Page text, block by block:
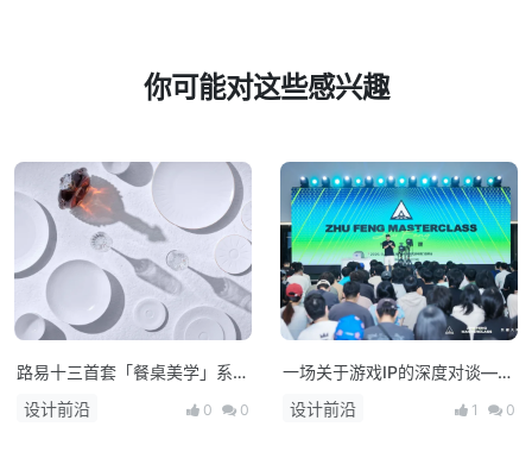
你可能对这些感兴趣
路易十三首套「餐桌美学」系列
正式揭晓
设计前沿 0 0
一场关于游戏IP的深度对谈——
朱峰大师课·次世代预研会在上
海举办
设计前沿 1 0